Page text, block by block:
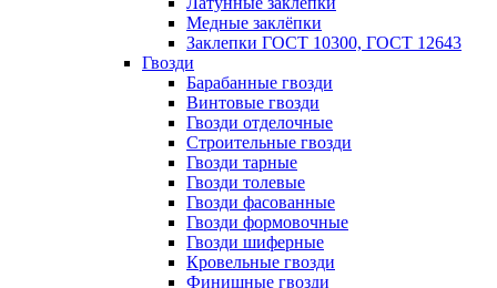
Медные заклёпки
Заклепки ГОСТ 10300, ГОСТ 12643
Гвозди
Барабанные гвозди
Винтовые гвозди
Гвозди отделочные
Строительные гвозди
Гвозди тарные
Гвозди толевые
Гвозди фасованные
Гвозди формовочные
Гвозди шиферные
Кровельные гвозди
Финишные гвозди